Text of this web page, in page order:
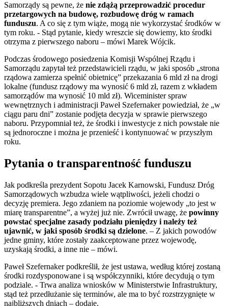
Samorządy są pewne, że nie zdążą przeprowadzić procedur
przetargowych na budowę, rozbudowę dróg w ramach
funduszu. A co się z tym wiąże, mogą nie wykorzystać środków w
tym roku. - Stąd pytanie, kiedy wreszcie się dowiemy, kto środki
otrzyma z pierwszego naboru – mówi Marek Wójcik.
Podczas środowego posiedzenia Komisji Wspólnej Rządu i
Samorządu zapytał też przedstawicieli rządu, w jaki sposób „strona
rządowa zamierza spełnić obietnicę” przekazania 6 mld zł na drogi
lokalne (fundusz rządowy ma wynosić 6 mld zł, razem z wkładem
samorządów ma wynosić 10 mld zł). Wiceminister spraw
wewnętrznych i administracji Paweł Szefernaker powiedział, że „w
ciągu paru dni” zostanie podjęta decyzja w sprawie pierwszego
naboru. Przypomniał też, że środki i inwestycje z nich powstałe nie
są jednoroczne i można je przenieść i kontynuować w przyszłym
roku.
Pytania o transparentność funduszu
Jak podkreśla prezydent Sopotu Jacek Karnowski, Fundusz Dróg
Samorządowych wzbudza wiele wątpliwości, jeżeli chodzi o
decyzję premiera. Jego zdaniem na poziomie wojewody „to jest w
miarę transparentne”, a wyżej już nie. Zwrócił uwagę, że powinny
powstać specjalne zasady podziału pieniędzy i należy też
ujawnić, w jaki sposób środki są dzielone. – Z jakich powodów
jedne gminy, które zostały zaakceptowane przez wojewodę,
uzyskają środki, a inne nie – mówi.
Paweł Szefernaker podkreślił, że jest ustawa, według której zostaną
środki rozdysponowane i są współczynniki, które decydują o tym
podziale. - Trwa analiza wniosków w Ministerstwie Infrastruktury,
stąd też przedłużanie się terminów, ale ma to być rozstrzygnięte w
najbliższych dniach – dodaje.